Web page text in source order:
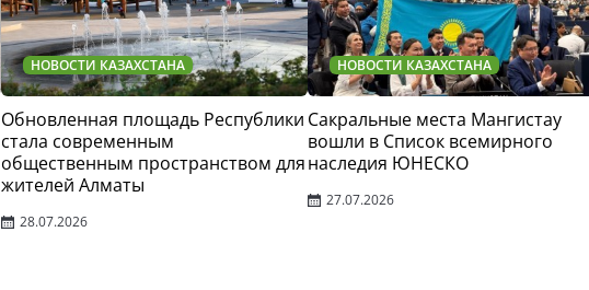
НОВОСТИ КАЗАХСТАНА
Обновленная площадь Республики
стала современным
общественным пространством для
жителей Алматы
28.07.2026
НОВОСТИ КАЗАХСТАНА
Сакральные места Мангистау
вошли в Список всемирного
наследия ЮНЕСКО
27.07.2026